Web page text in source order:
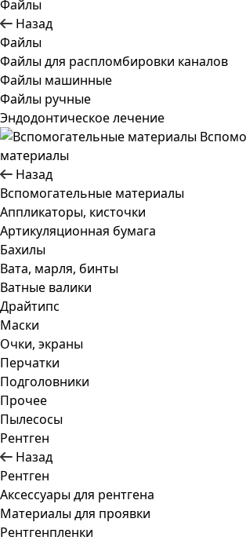
Файлы
Назад
Файлы
Файлы для распломбировки каналов
Файлы машинные
Файлы ручные
Эндодонтическое лечение
материалы
Назад
Вспомогательные материалы
Аппликаторы, кисточки
Артикуляционная бумага
Бахилы
Вата, марля, бинты
Ватные валики
Драйтипс
Маски
Очки, экраны
Перчатки
Подголовники
Прочее
Пылесосы
Рентген
Назад
Рентген
Аксессуары для рентгена
Материалы для проявки
Рентгенпленки